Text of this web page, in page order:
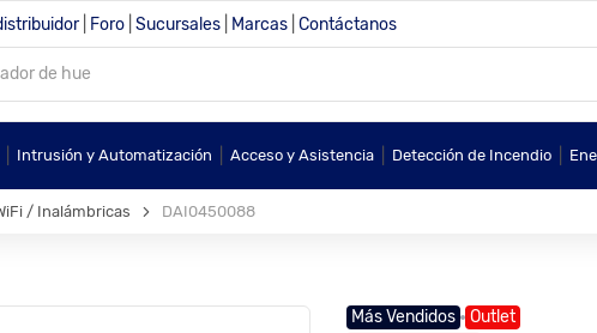
Foro Sucursales Marcas Contáctanos
Intrusión y Automatización Acceso y Asistencia Detección de Incendio
/ Inalámbricas DAI0450088
Más Vendidos Outlet